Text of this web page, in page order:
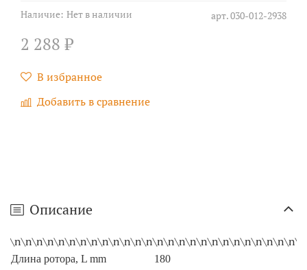
арт.030-012-2938
Наличие: Нет в наличии
2 288 ₽
В избранное
Добавить в сравнение
Описание
Длина ротора, L mm
180